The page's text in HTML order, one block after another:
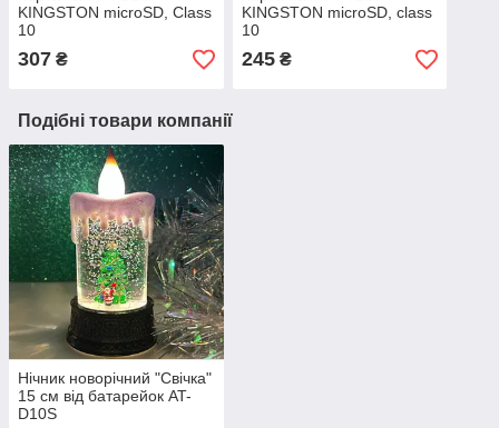
KINGSTON microSD, Class
10
307 ₴
KINGSTON microSD, class
10
245₴
Подібні товари компанії
Нічник новорічний "Свічка"
15 см від батарейок AT-
D10S